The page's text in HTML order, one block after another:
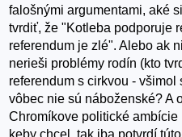
falošnými argumentami, aké
tvrdiť, že "Kotleba podporuje
referendum je zlé". Alebo ak
nerieši problémy rodín (kto
referendum s cirkvou - všimol
vôbec nie sú náboženské? A
Chromíkove politické ambície
keby chcel, tak iba potvrdí